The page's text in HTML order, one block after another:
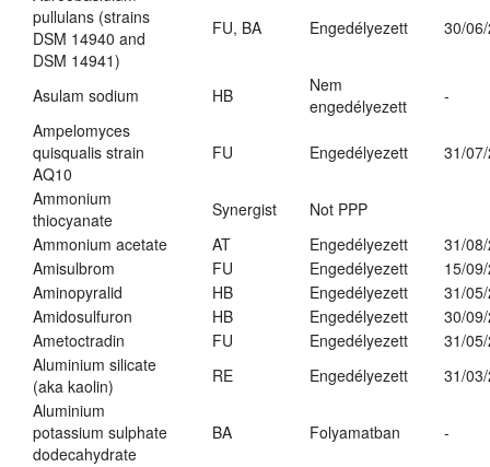
pullulans (strains
DSM 14940 and
DSM 14941)
FU, BA Engedélyezett 30/
Asulam sodium HB
Nem
engedélyezett
-
Ampelomyces
quisqualis strain
AQ10
FU Engedélyezett 31/
Ammonium
thiocyanate
Synergist
Not PPP
Ammonium acetate
AT Engedélyezett
31/
Amisulbrom
FU Engedélyezett
15/
Aminopyralid
HB Engedélyezett
31/
Amidosulfuron
HB Engedélyezett
30/
Ametoctradin
FU Engedélyezett
31/
Aluminium silicate
(aka kaolin)
RE Engedélyezett
31/
Aluminium
potassium sulphate
dodecahydrate
BA Folyamatban -